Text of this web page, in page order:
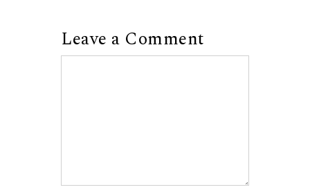
Leave a Comment